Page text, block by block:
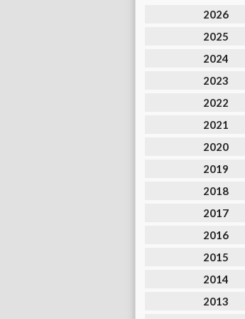
2026
2025
2024
2023
2022
2021
2020
2019
2018
2017
2016
2015
2014
2013